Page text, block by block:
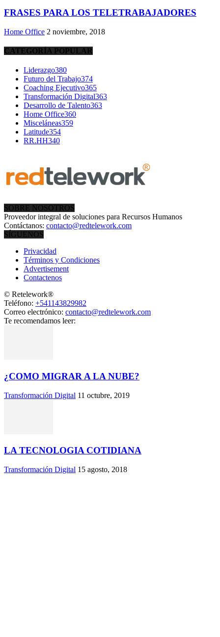
FRASES PARA LOS TELETRABAJADORES
Home Office 2 noviembre, 2018
CATEGORÍA POPULAR
Liderazgo380
Futuro del Trabajo374
Coaching Ejecutivo365
Transformación Digital363
Desarrollo de Talento363
Home Office360
Misceláneas359
Latitude354
RR.HH340
SOBRE NOSOTROS
Proveedor integral de soluciones para Recursos Humanos
Contáctanos: contacto@redtelework.com
SÍGUENOS
Privacidad
Términos y Condiciones
Advertisement
Contactenos
© Retelework®
Teléfono: +541143829982
Correo electrónico: contacto@redtelework.com
Te recomendamos leer:
¿COMO MIGRAR A LA NUBE?
Transformación Digital 11 octubre, 2019
LA TECNOLOGIA COTIDIANA
Transformación Digital 15 agosto, 2018